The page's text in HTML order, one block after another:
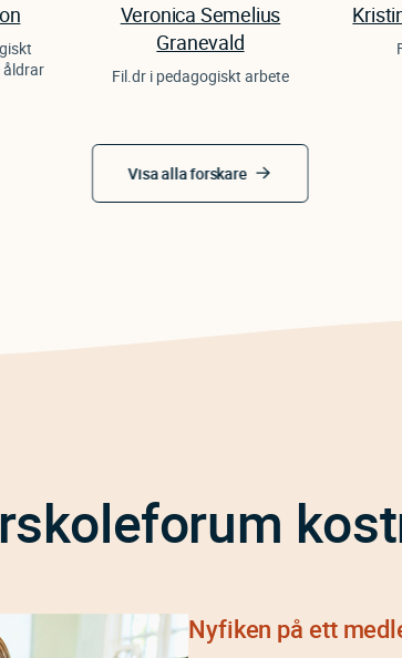
åldrar
Veronica Semelius
Granevald
Fil.dr i pedagogiskt arbete
Visa alla forskare
Nyfiken på ett